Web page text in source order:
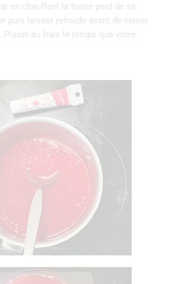
en chauffant la fraise perd de sa
puis laisser refroidir avant de verser
Placer au frais le temps que votre